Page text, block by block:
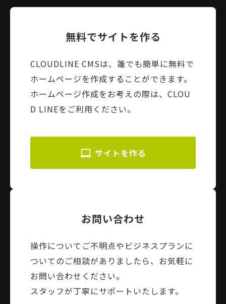
無料でサイトを作る
CLOUDLINE CMSは、誰でも簡単に無料で
ホームページを作成することができます。
ホームページ作成をお考えの際は、CLOU
D LINEをご利用ください。
サイトを作る
お問い合わせ
操作についてご不明点やビジネスプランに
ついてのご相談がありましたら、お気軽に
お問い合わせください。
スタッフが丁寧にサポートいたします。